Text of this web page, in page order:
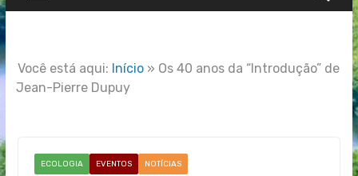
Você está aqui: Início» Os 40 anos da “Introdução” de
Jean-Pierre Dupuy
ECOLOGIA EVENTOS NOTÍCIAS